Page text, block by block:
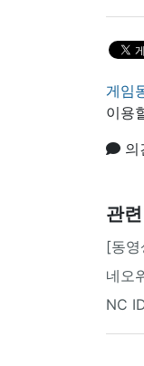
게임
이용
의
관
[동
네오
NC